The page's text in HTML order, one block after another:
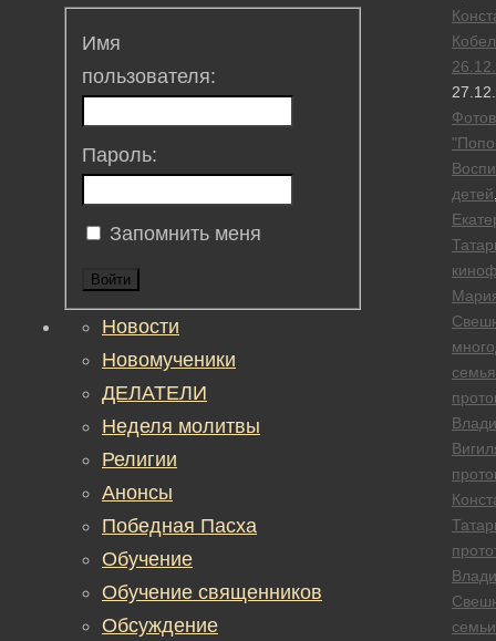
детей
семья
семьи
Имя
пользователя:
Пароль:
Запомнить меня
Войти
Новости
Новомученики
ДЕЛАТЕЛИ
Неделя молитвы
Религии
Анонсы
Победная Пасха
Обучение
Обучение священников
Обсуждение